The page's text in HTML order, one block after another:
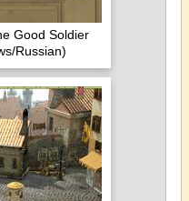
Good Soldier
Russian)